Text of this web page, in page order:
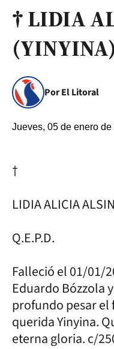
† LIDIA
(YINYINA)
Por El Litoral
Jueves, 05 de enero
†
LIDIA ALICIA
Q.E.P.D.
Falleció el 01/01/
Eduardo Bózzola
profundo pesar
querida Yinyina.
eterna gloria. c/